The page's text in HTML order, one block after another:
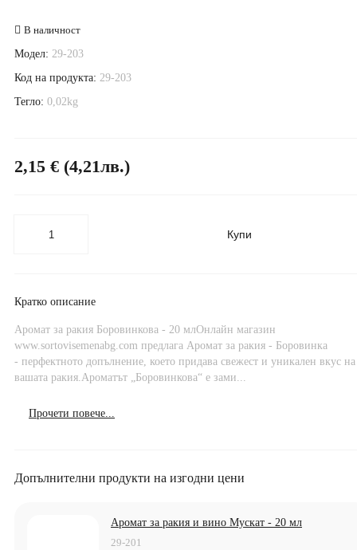
В наличност
Модел: 29-203
Код на продукта: 29-203
Тегло: 0,02kg
2,15 € (4,21лв.)
Купи
Кратко описание
Аромат за ракия Боровинкова - 20 млОнлайн магазин
www.sortovisemenabg.com предлага Аромат за ракия - Боровинка
- перфектното допълнение, което придава свежест и уникален вкус на
вашата ракия.Ароматът „Боровинкова“ е зами...
Прочети повече...
Допълнителни продукти на изгодни цени
Аромат за ракия и вино Мускат - 20 мл
29-201